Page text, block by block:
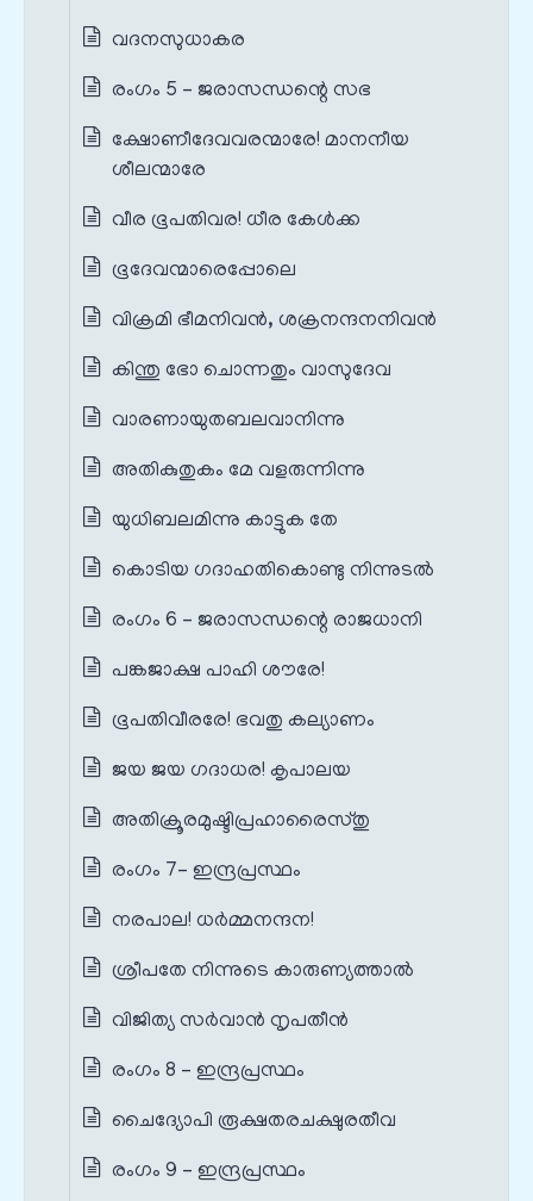
വദനസുധാകര
രംഗം 5 – ജരാസന്ധന്റെ സഭ
ക്ഷോണീദേവവരന്മാരേ! മാനനീയ
ശീലന്മാരേ
വീര ഭൂപതിവര! ധീര കേൾക്ക
ഭൂദേവന്മാരെപ്പോലെ
വിക്രമി ഭീമനിവൻ, ശക്രനന്ദനനിവൻ
കിന്തു ഭോ ചൊന്നതും വാസുദേവ
വാരണായുതബലവാനിന്നു
അതികുതുകം മേ വളരുന്നിന്നു
യുധിബലമിന്നു കാട്ടുക തേ
കൊടിയ ഗദാഹതികൊണ്ടു നിന്നുടൽ
രംഗം 6 – ജരാസന്ധന്റെ രാജധാനി
പങ്കജാക്ഷ പാഹി ശൗരേ!
ഭൂപതിവീരരേ! ഭവതു കല്യാണം
ജയ ജയ ഗദാധര! കൃപാലയ
അതിക്രൂരമുഷ്ടിപ്രഹാരൈസ്തു
രംഗം 7– ഇന്ദ്രപ്രസ്ഥം
നരപാല! ധർമ്മനന്ദന!
ശ്രീപതേ നിന്നുടെ കാരുണ്യത്താൽ
വിജിത്യ സർവാൻ നൃപതീൻ
രംഗം 8 – ഇന്ദ്രപ്രസ്ഥം
ചൈദ്യോപി രൂക്ഷതരചക്ഷുരതീവ
രംഗം 9 – ഇന്ദ്രപ്രസ്ഥം